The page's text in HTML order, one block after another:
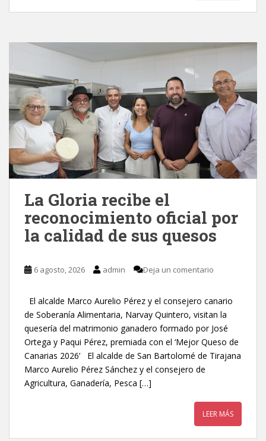
La Gloria recibe el
reconocimiento oficial por
la calidad de sus quesos
6 agosto, 2026 admin Deja un comentario
El alcalde Marco Aurelio Pérez y el consejero canario
de Soberanía Alimentaria, Narvay Quintero, visitan la
quesería del matrimonio ganadero formado por José
Ortega y Paqui Pérez, premiada con el ‘Mejor Queso de
Canarias 2026’ El alcalde de San Bartolomé de Tirajana
Marco Aurelio Pérez Sánchez y el consejero de
Agricultura, Ganadería, Pesca […]
LEER MÁS